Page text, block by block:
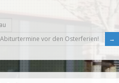
vor den Osterferien!